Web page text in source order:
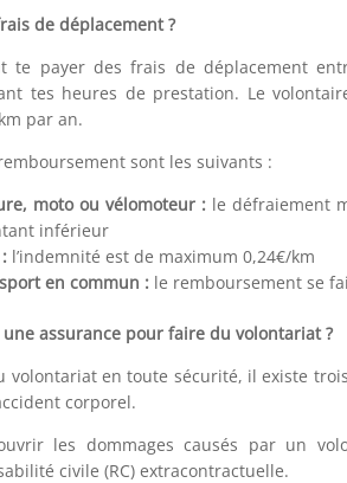
de déplacement ?
te payer des frais de déplacement
tes heures de prestation. Le
par an.
sont les suivants :
moto ou vélomoteur : le défraiement
inférieur
l’indemnité est de maximum 0,24€/km
en commun : le remboursement se
assurance pour faire du volontariat ?
volontariat en toute sécurité, il existe
corporel.
les dommages causés par un
civile (RC) extracontractuelle.